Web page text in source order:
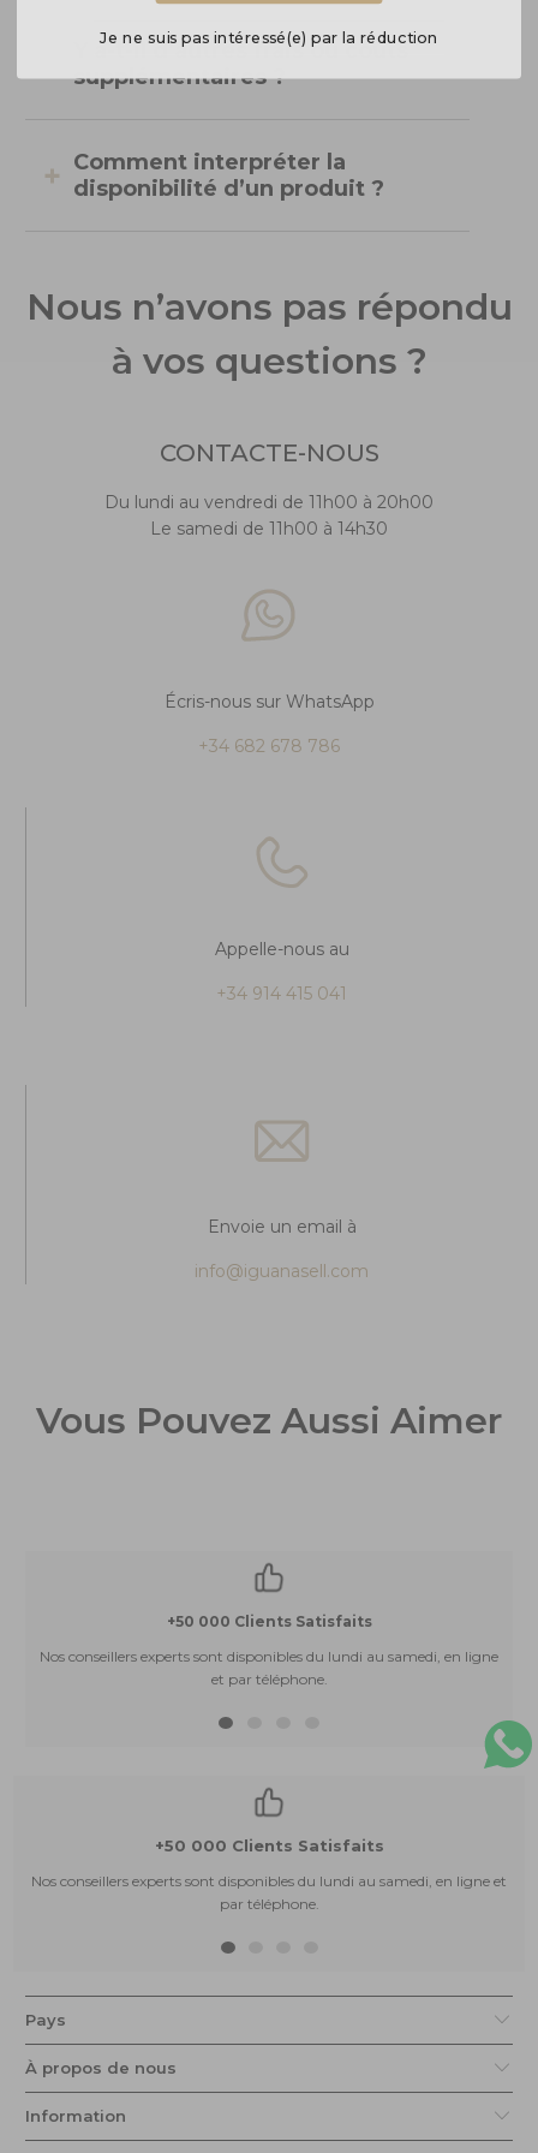
Y a-t-il d’autres frais ou coûts
supplémentaires ?
Comment interpréter la
disponibilité d’un produit ?
Nous n’avons pas répondu
à vos questions ?
CONTACTE-NOUS
Du lundi au vendredi de 11h00 à 20h00
Le samedi de 11h00 à 14h30
Écris-nous sur WhatsApp
+34 682 678 786
Appelle-nous au
+34 914 415 041
Envoie un email à
info@iguanasell.com
Vous Pouvez Aussi Aimer
+50 000 Clients Satisfaits
Nos conseillers experts sont disponibles du lundi au samedi, en ligne
et par téléphone.
+50 000 Clients Satisfaits
Nos conseillers experts sont disponibles du lundi au samedi, en ligne et
par téléphone.
Pays
À propos de nous
Information
Je ne suis pas intéressé(e) par la réduction